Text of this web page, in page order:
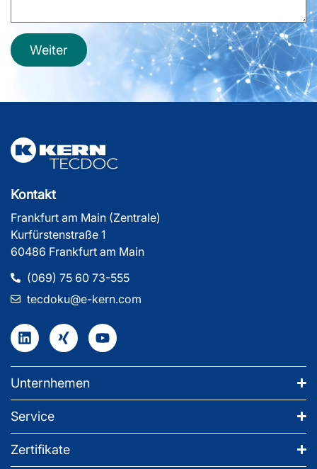
Weiter
Kontakt
Frankfurt am Main (Zentrale)
Kurfürstenstraße 1
60486 Frankfurt am Main
(069) 75 60 73-555
tecdoku@e-kern.com
Unternhemen
Service
Zertifikate